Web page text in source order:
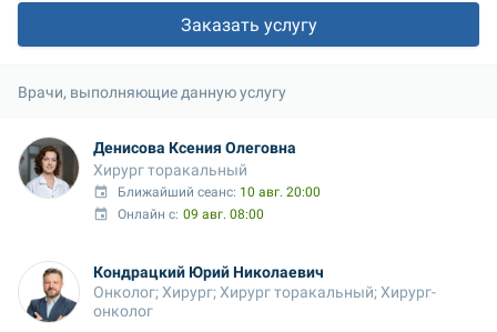
Заказать услугу
Врачи, выполняющие данную услугу
Денисова Ксения Олеговна
Хирург торакальный
Ближайший сеанс: 10 авг. 20:00
Онлайн с: 09 авг. 08:00
Кондрацкий Юрий Николаевич
Онколог; Хирург; Хирург торакальный; Хирург-
онколог